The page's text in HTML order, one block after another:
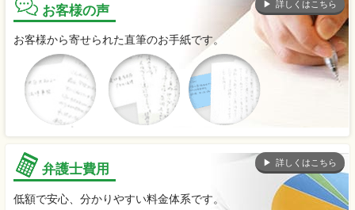
お客様の声 詳しくはこちら
お客様から寄せられた直筆のお手紙です。
弁護士費用 詳しくはこちら
低額で安心、分かりやすい料金体系です。